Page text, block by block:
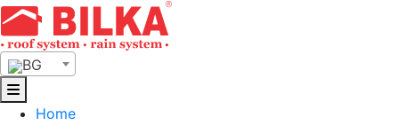
Skip
to
content
BG
Home